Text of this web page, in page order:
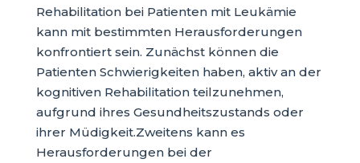
Rehabilitation bei Patienten mit Leukämie
kann mit bestimmten Herausforderungen
konfrontiert sein. Zunächst können die
Patienten Schwierigkeiten haben, aktiv an der
kognitiven Rehabilitation teilzunehmen,
aufgrund ihres Gesundheitszustands oder
ihrer Müdigkeit.Zweitens kann es
Herausforderungen bei der